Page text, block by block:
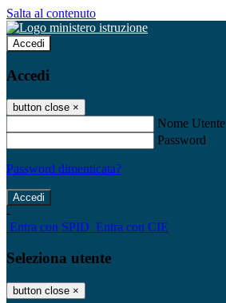
Salta al contenuto
Accedi
Accedi
button close ×
Nome Utente
Password
Password dimenticata?
-
Entra con SPID Entra con CIE
Seleziona utente
button close ×